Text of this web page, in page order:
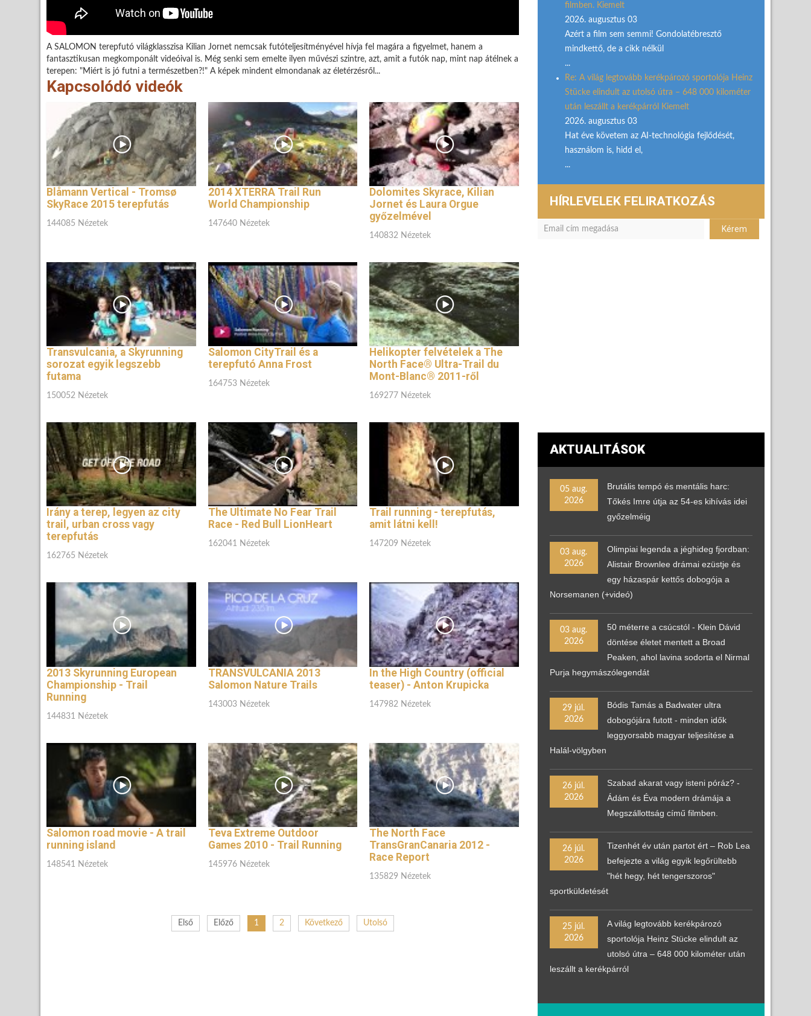
A SALOMON terepfutó világklasszisa Kilian Jornet nemcsak futóteljesítményével hívja fel magára a figyelmet, hanem a
fantasztikusan megkomponált videóival is. Még senki sem emelte ilyen művészi szintre, azt, amit a futók nap, mint nap átélnek a
terepen: "Miért is jó futni a természetben?!" A képek mindent elmondanak az életérzésről...
Kapcsolódó videók
Blåmann Vertical - Tromsø
SkyRace 2015 terepfutás
144085 Nézetek
2014 XTERRA Trail Run
World Championship
147640 Nézetek
Dolomites Skyrace, Kilian
Jornet és Laura Orgue
győzelmével
140832 Nézetek
Transvulcania, a Skyrunning
sorozat egyik legszebb
futama
150052 Nézetek
Salomon CityTrail és a
terepfutó Anna Frost
164753 Nézetek
Helikopter felvételek a The
North Face® Ultra-Trail du
Mont-Blanc® 2011-ről
169277 Nézetek
Irány a terep, legyen az city
trail, urban cross vagy
terepfutás
162765 Nézetek
The Ultimate No Fear Trail
Race - Red Bull LionHeart
162041 Nézetek
Trail running - terepfutás,
amit látni kell!
147209 Nézetek
2013 Skyrunning European
Championship - Trail
Running
144831 Nézetek
TRANSVULCANIA 2013
Salomon Nature Trails
143003 Nézetek
In the High Country (official
teaser) - Anton Krupicka
147982 Nézetek
Salomon road movie - A trail
running island
148541 Nézetek
Teva Extreme Outdoor
Games 2010 - Trail Running
145976 Nézetek
The North Face
TransGranCanaria 2012 -
Race Report
135829 Nézetek
Első Előző 1 2 Következő Utolsó
filmben. Kiemelt
2026. augusztus 03
Azért a film sem semmi! Gondolatébresztő
mindkettő, de a cikk nélkül
...
Re: A világ legtovább kerékpározó sportolója Heinz
Stücke elindult az utolsó útra – 648 000 kilométer
után leszállt a kerékpárról Kiemelt
2026. augusztus 03
Hat éve követem az AI-technológia fejlődését,
használom is, hidd el,
...
HÍRLEVELEK FELIRATKOZÁS
AKTUALITÁSOK
05 aug.
2026
Brutális tempó és mentális harc:
Tőkés Imre útja az 54-es kihívás idei
győzelméig
03 aug.
2026
Olimpiai legenda a jéghideg fjordban:
Alistair Brownlee drámai ezüstje és
egy házaspár kettős dobogója a
Norsemanen (+videó)
03 aug.
2026
50 méterre a csúcstól - Klein Dávid
döntése életet mentett a Broad
Peaken, ahol lavina sodorta el Nirmal
Purja hegymászólegendát
29 júl.
2026
Bódis Tamás a Badwater ultra
dobogójára futott - minden idők
leggyorsabb magyar teljesítése a
Halál-völgyben
26 júl.
2026
Szabad akarat vagy isteni póráz? -
Ádám és Éva modern drámája a
Megszállottság című filmben.
26 júl.
2026
Tizenhét év után partot ért – Rob Lea
befejezte a világ egyik legőrültebb
"hét hegy, hét tengerszoros"
sportküldetését
25 júl.
2026
A világ legtovább kerékpározó
sportolója Heinz Stücke elindult az
utolsó útra – 648 000 kilométer után
leszállt a kerékpárról